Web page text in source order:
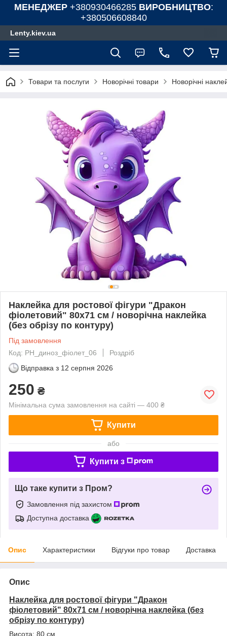
МЕНЕДЖЕР +380930466285 ВИРОБНИЦТВО:
+380506608840
Lenty.kiev.ua
Товари та послуги Новорічні товари Новорічні
Наклейка для ростової фігури "Дракон
фіолетовий" 80х71 см / новорічна наклейка
(без обрізу по контуру)
Під замовлення
Код: РН_диноз_фіолет_06
Роздріб
Відправка з 12 серпня 2026
250 ₴
Мінімальна сума замовлення на сайті — 400 ₴
Купити
або
Купити з
Що таке купити з Пром?
Замовлення під захистом
Доступна доставка
Опис Характеристики Відгуки про товар Доставка
Опис
Наклейка для ростової фігури "Дракон
фіолетовий" 80х71 см / новорічна наклейка (без
обрізу по контуру)
Висота: 80 см